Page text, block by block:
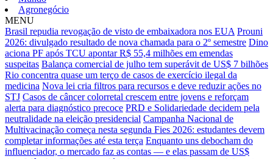
Agronegócio
MENU
Brasil repudia revogação de visto de embaixadora nos EUA Prouni
2026: divulgado resultado de nova chamada para o 2º semestre Dino
aciona PF após TCU apontar R$ 55,4 milhões em emendas
suspeitas Balança comercial de julho tem superávit de US$ 7 bilhões
Rio concentra quase um terço de casos de exercício ilegal da
medicina Nova lei cria filtros para recursos e deve reduzir ações no
STJ Casos de câncer colorretal crescem entre jovens e reforçam
alerta para diagnóstico precoce PRD e Solidariedade decidem pela
neutralidade na eleição presidencial Campanha Nacional de
Multivacinação começa nesta segunda Fies 2026: estudantes devem
completar informações até esta terça Enquanto uns debocham do
influenciador, o mercado faz as contas — e elas passam de US$